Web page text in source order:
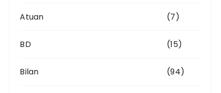
Atuan (7)
BD (15)
Bilan (94)